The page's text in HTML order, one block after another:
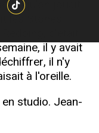
qu'on jouait
les Stones,
il y avait
il n'y
à l'oreille.
studio. Jean-